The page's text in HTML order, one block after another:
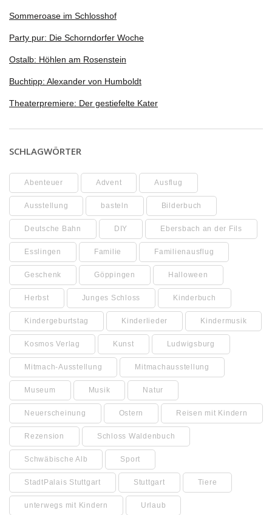
Sommeroase im Schlosshof
Party pur: Die Schorndorfer Woche
Ostalb: Höhlen am Rosenstein
Buchtipp: Alexander von Humboldt
Theaterpremiere: Der gestiefelte Kater
SCHLAGWÖRTER
Abenteuer Advent Ausflug
Ausstellung basteln Bilderbuch
Deutsche Bahn DIY Ebersbach an der Fils
Esslingen Familie Familienausflug
Geschenk Göppingen Halloween
Herbst Junges Schloss Kinderbuch
Kindergeburtstag Kinderlieder Kindermusik
Kosmos Verlag Kunst Ludwigsburg
Mitmach-Ausstellung Mitmachausstellung
Museum Musik Natur
Neuerscheinung Ostern Reisen mit Kindern
Rezension Schloss Waldenbuch
Schwäbische Alb Sport
StadtPalais Stuttgart Stuttgart Tiere
unterwegs mit Kindern Urlaub